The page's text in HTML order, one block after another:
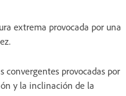
extrema provocada por una
convergentes provocadas por
y la inclinación de la